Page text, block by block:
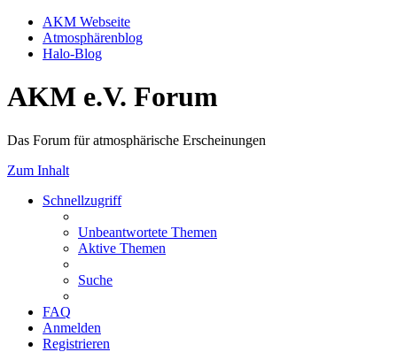
AKM Webseite
Atmosphärenblog
Halo-Blog
AKM e.V. Forum
Das Forum für atmosphärische Erscheinungen
Zum Inhalt
Schnellzugriff
Unbeantwortete Themen
Aktive Themen
Suche
FAQ
Anmelden
Registrieren